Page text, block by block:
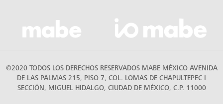
©2020 TODOS LOS DERECHOS RESERVADOS MABE MÉXICO AVENIDA
DE LAS PALMAS 215, PISO 7, COL. LOMAS DE CHAPULTEPEC I
SECCIÓN, MIGUEL HIDALGO, CIUDAD DE MÉXICO, C.P. 11000